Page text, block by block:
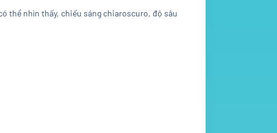
thể nhìn thấy, chiếu sáng chiaroscuro, độ sâu